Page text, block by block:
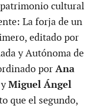
patrimonio cultural
La forja de un
editado por
y Autónoma de
por Ana
Miguel Ángel
que el segundo,